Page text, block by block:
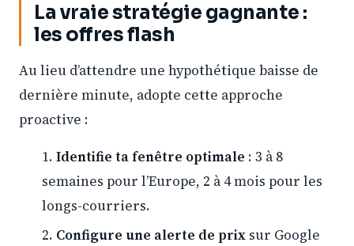
La vraie stratégie gagnante :
les offres flash
Au lieu d’attendre une hypothétique baisse de
dernière minute, adopte cette approche
proactive :
Identifie ta fenêtre optimale : 3 à 8
semaines pour l’Europe, 2 à 4 mois pour les
longs-courriers.
Configure une alerte de prixsur Google